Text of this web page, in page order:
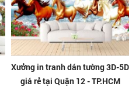
Xưởng in tranh dán tường 3D-5D
giá rẻ tại Quận 12 - TP.HCM